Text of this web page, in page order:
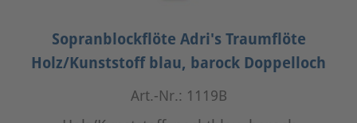
Sopranblockflöte Adri's Traumflöte
Holz/Kunststoff blau, barock Doppelloch
Art.-Nr.: 1119B